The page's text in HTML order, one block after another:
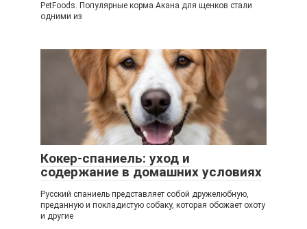
PetFoods. Популярные корма Акана для щенков стали
одними из
Кокер-спаниель: уход и
содержание в домашних условиях
Русский спаниель представляет собой дружелюбную,
преданную и покладистую собаку, которая обожает охоту
и другие